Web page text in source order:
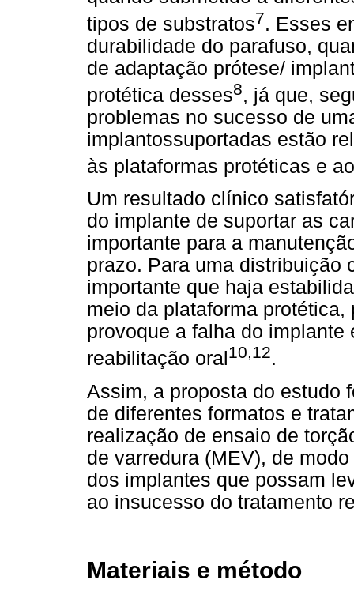
tipos de substratos7. Esses
durabilidade do parafuso,
de adaptação prótese/
protética desses8, já que,
problemas no sucesso de
implantossuportadas estão
às plataformas protéticas e
Um resultado clínico
do implante de suportar as
importante para a
prazo. Para uma distribuição
importante que haja
meio da plataforma
provoque a falha do
reabilitação oral 10,12.
Assim, a proposta do estudo
de diferentes formatos e
realização de ensaio de
de varredura (MEV), de
dos implantes que possam
ao insucesso do tratamento
Materiais e método